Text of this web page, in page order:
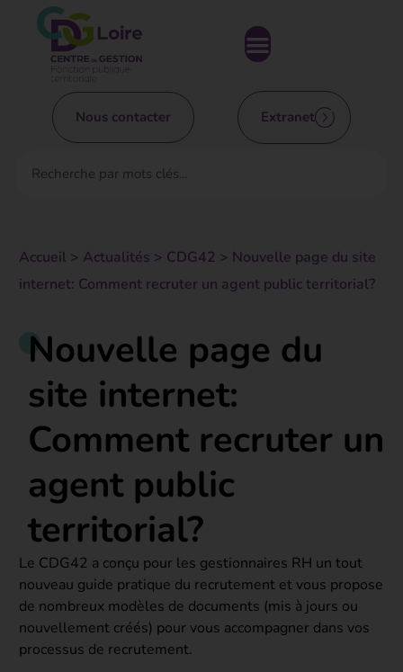
Nous contacter Extranet
Accueil > Actualités > CDG42 > Nouvelle page du site
internet: Comment recruter un agent public territorial?
Nouvelle page du
site internet:
Comment recruter un
agent public
territorial?
Le CDG42 a conçu pour les gestionnaires RH un tout
nouveau guide pratique du recrutement et vous propose
de nombreux modèles de documents (mis à jours ou
nouvellement créés) pour vous accompagner dans vos
processus de recrutement.